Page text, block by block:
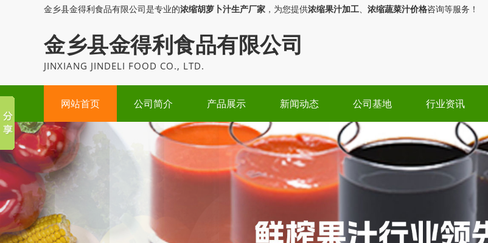
金乡县金得利食品有限公司是专业的浓缩胡萝卜汁生产厂家 ，为您提供浓缩果汁加工、 浓缩蔬菜汁价格咨询等服务！
金乡县金得利食品有限公司
JINXIANG JINDELI FOOD CO., LTD.
网站首页 公司简介 产品展示 新闻动态 公司基地 行业资讯